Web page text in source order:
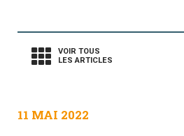
VOIR TOUS
LES ARTICLES
11 MAI 2022